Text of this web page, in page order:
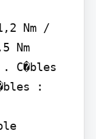
Nm /
Nm
C�bles
: